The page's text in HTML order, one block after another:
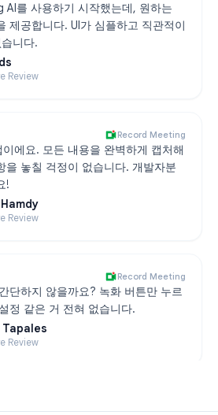
AI를 사용하기 시작했는데, 원하는
제공합니다. UI가 심플하고 직관적이
니다.
Review
Record Meeting
에요. 모든 내용을 완벽하게 캡처해
을 놓칠 걱정이 없습니다. 개발자분
!
Review
Record Meeting
단하지 않을까요? 녹화 버튼만 누르
정 같은 거 전혀 없습니다.
Tapales
Review